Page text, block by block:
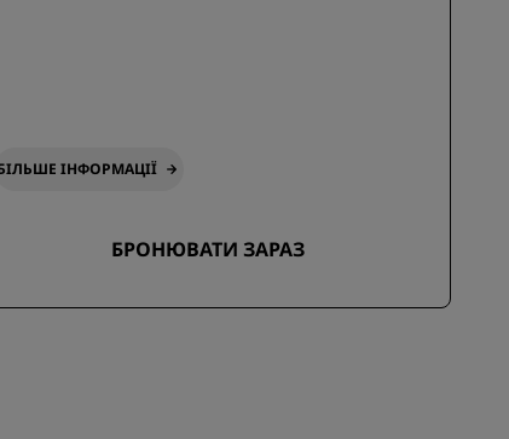
ІНФОРМАЦІЇ
БРОНЮВАТИ ЗАРАЗ